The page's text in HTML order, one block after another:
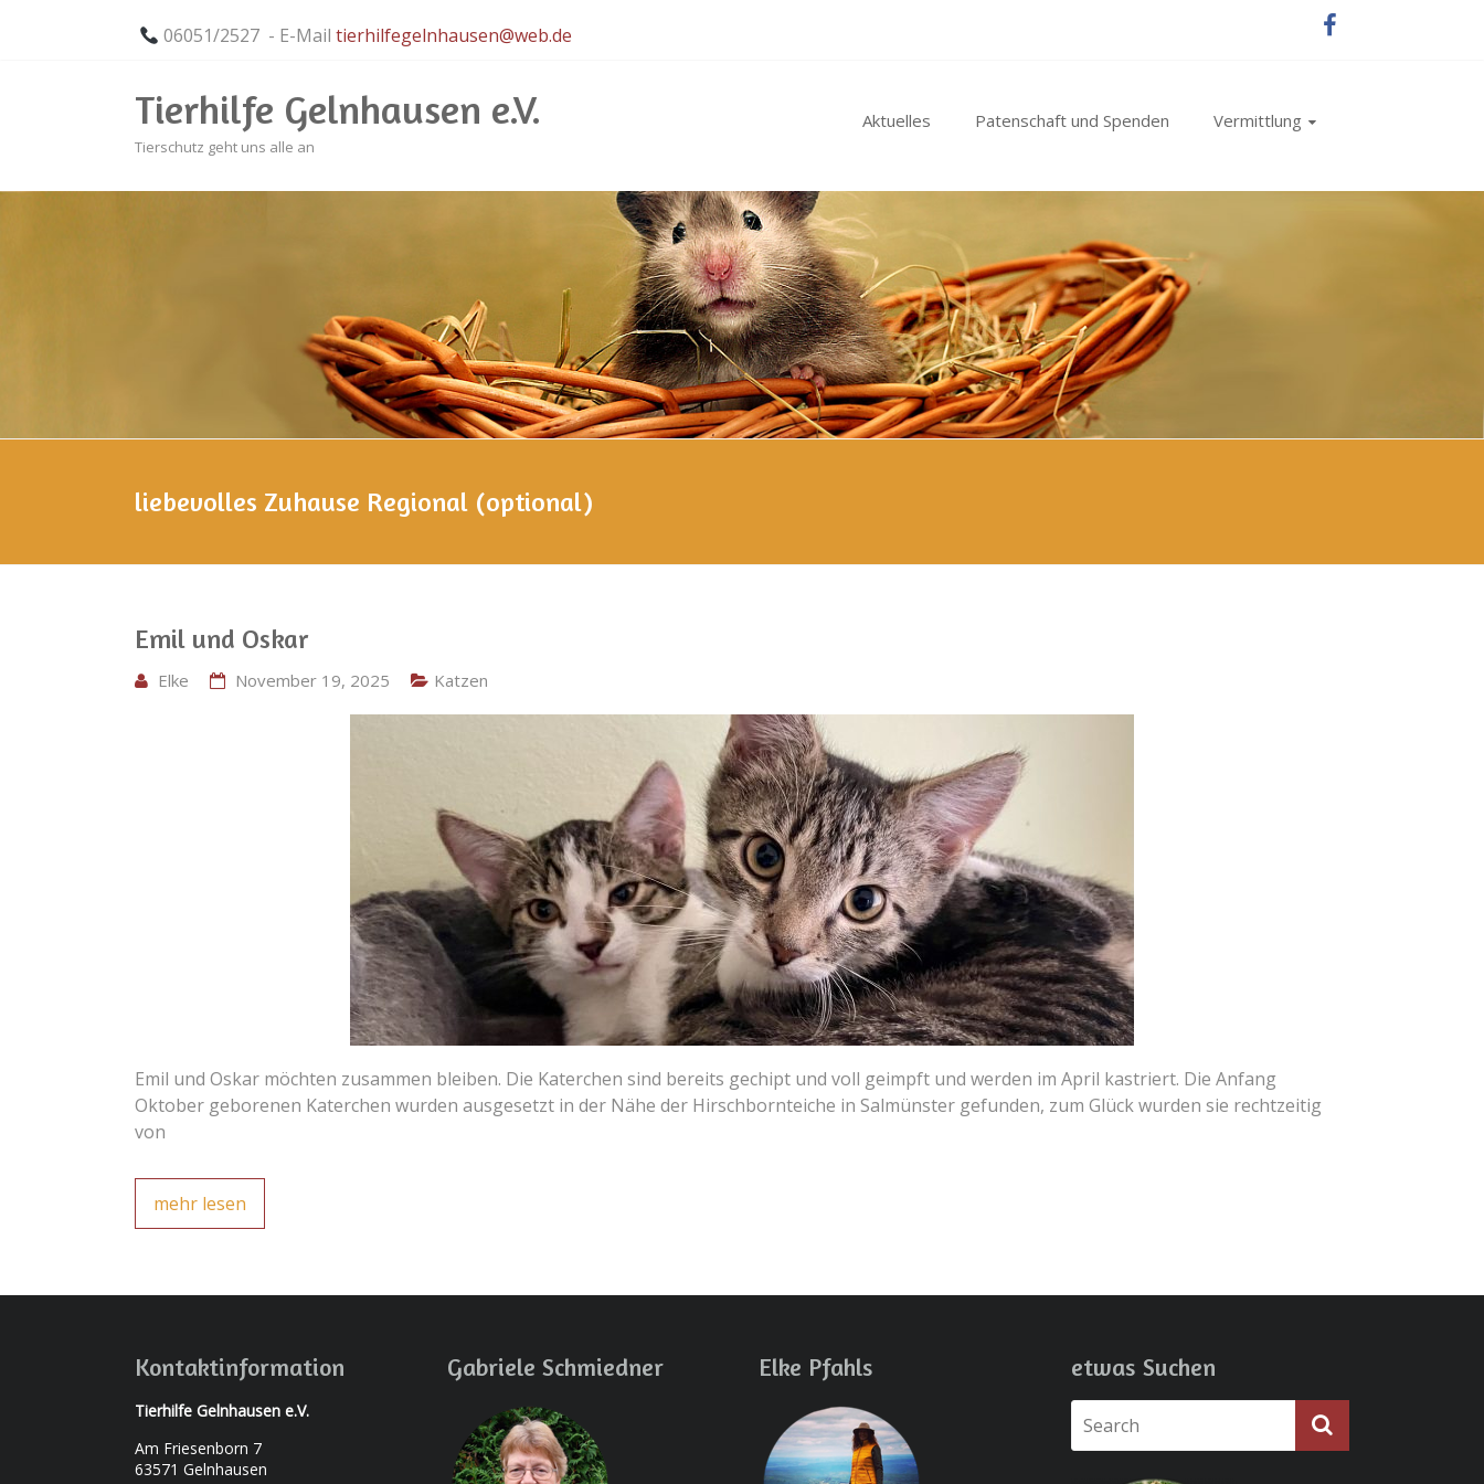
06051/2527 - E-Mailtierhilfegelnhausen@web.de
Tierhilfe Gelnhausen e.V.
Tierschutz geht uns alle an
Aktuelles Patenschaft und Spenden Vermittlung
liebevolles Zuhause Regional (optional)
Emil und Oskar
Elke November 19, 2025 Katzen
Emil und Oskar möchten zusammen bleiben. Die Katerchen sind bereits gechipt und voll geimpft und werden im April kastriert. Die Anfang
Oktober geborenen Katerchen wurden ausgesetzt in der Nähe der Hirschbornteiche in Salmünster gefunden, zum Glück wurden sie rechtzeitig
von
mehr lesen
Kontaktinformation
Tierhilfe Gelnhausen e.V.
Am Friesenborn 7
63571 Gelnhausen
Gabriele Schmiedner Elke Pfahls etwas Suchen